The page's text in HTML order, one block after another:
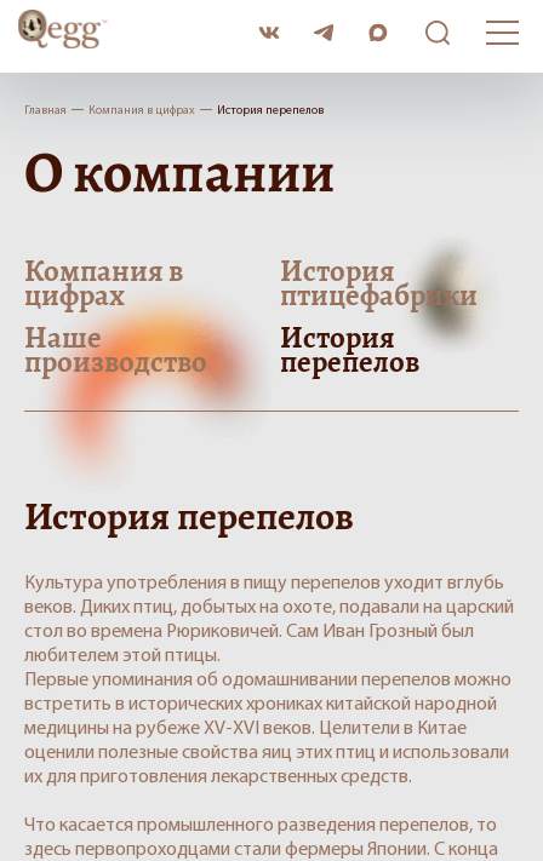
Поиск
сайту
Новость/
совет
Главная Компания в цифрах История перепелов
О компании
Компания в
цифрах
История
птицефабрики
Наше
производство
История
перепелов
История перепелов
Культура употребления в пищу перепелов уходит вглубь
веков. Диких птиц, добытых на охоте, подавали на царский
стол во времена Рюриковичей. Сам Иван Грозный был
любителем этой птицы.
Первые упоминания об одомашнивании перепелов можно
встретить в исторических хрониках китайской народной
медицины на рубеже XV-XVI веков. Целители в Китае
оценили полезные свойства яиц этих птиц и использовали
их для приготовления лекарственных средств.
Что касается промышленного разведения перепелов, то
здесь первопроходцами стали фермеры Японии. С конца